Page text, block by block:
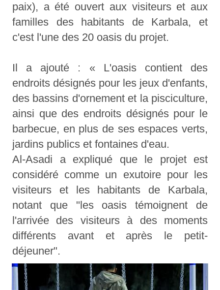
paix), a été ouvert aux visiteurs et aux
familles des habitants de Karbala, et
c'est l'une des 20 oasis du projet.
Il a ajouté : « L'oasis contient des
endroits désignés pour les jeux d'enfants,
des bassins d'ornement et la pisciculture,
ainsi que des endroits désignés pour le
barbecue, en plus de ses espaces verts,
jardins publics et fontaines d'eau.
Al-Asadi a expliqué que le projet est
considéré comme un exutoire pour les
visiteurs et les habitants de Karbala,
notant que "les oasis témoignent de
l'arrivée des visiteurs à des moments
différents avant et après le petit-
déjeuner".